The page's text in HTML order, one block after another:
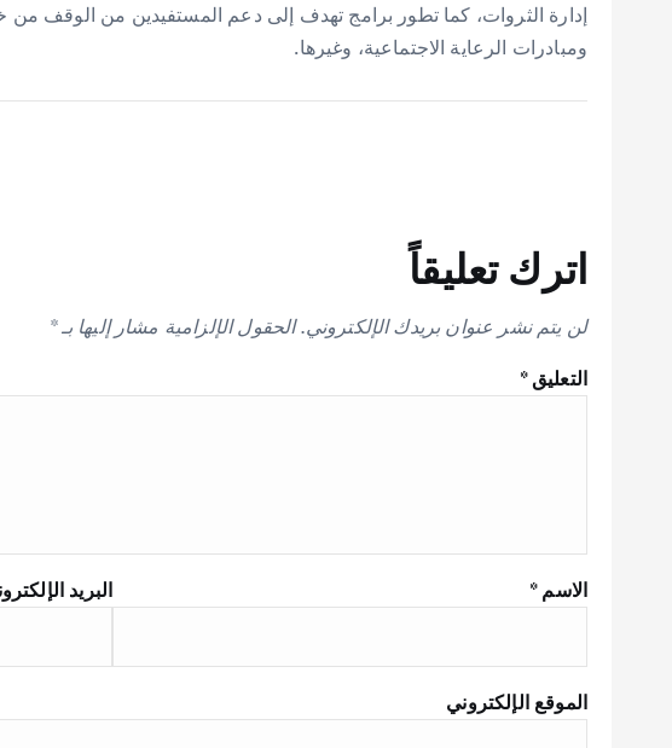
إدارة الثروات، كما تطور برامج تهدف إلى دعم المستفيدين من الوقف من
ومبادرات الرعاية الاجتماعية، وغيرها.
اترك تعليقاً
لن يتم نشر عنوان بريدك الإلكتروني. الحقول الإلزامية مشار إليها بـ*
التعليق*
الاسم* البريد
الموقع الإلكتروني